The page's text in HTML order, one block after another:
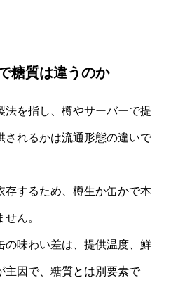
糖質は違うのか
法を指し、樽やサーバーで提
されるかは流通形態の違いで
存するため、樽生か缶かで本
ん。
の味わい差は、提供温度、鮮
主因で、糖質とは別要素で